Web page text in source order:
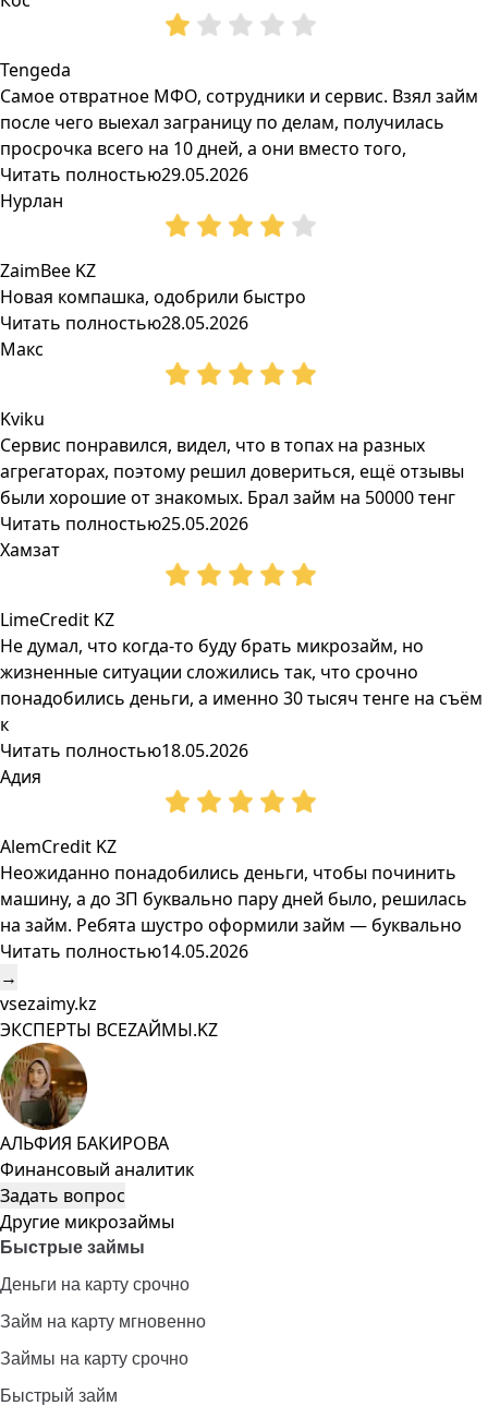
Tengeda
Самое отвратное МФО, сотрудники и сервис. Взял займ
после чего выехал заграницу по делам, получилась
просрочка всего на 10 дней, а они вместо того,
Читать полностью29.05.2026
Нурлан
ZaimBee KZ
Новая компашка, одобрили быстро
Читать полностью28.05.2026
Макс
Kviku
Сервис понравился, видел, что в топах на разных
агрегаторах, поэтому решил довериться, ещё отзывы
были хорошие от знакомых. Брал займ на 50000 тенг
Читать полностью25.05.2026
Хамзат
LimeCredit KZ
Не думал, что когда-то буду брать микрозайм, но
жизненные ситуации сложились так, что срочно
понадобились деньги, а именно 30 тысяч тенге на съём
к
Читать полностью18.05.2026
Адия
AlemCredit KZ
Неожиданно понадобились деньги, чтобы починить
машину, а до ЗП буквально пару дней было, решилась
на займ. Ребята шустро оформили займ — буквально
Читать полностью14.05.2026
→
vsezaimy.kz
ЭКСПЕРТЫ ВСЕZAЙМЫ.KZ
АЛЬФИЯ БАКИРОВА
Финансовый аналитик
Задать вопрос
Другие микрозаймы
Быстрые займы
Деньги на карту срочно
Займ на карту мгновенно
Займы на карту срочно
Быстрый займ